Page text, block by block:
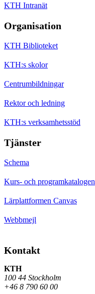
KTH Intranät
Organisation
KTH Biblioteket
KTH:s skolor
Centrumbildningar
Rektor och ledning
KTH:s verksamhetsstöd
Tjänster
Schema
Kurs- och programkatalogen
Lärplattformen Canvas
Webbmejl
Kontakt
KTH
100 44 Stockholm
+46 8 790 60 00